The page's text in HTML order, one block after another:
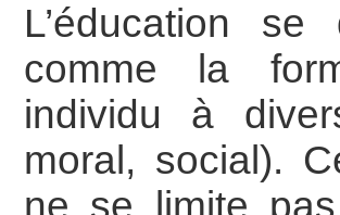
L’éducation
comme la
individu à
moral, social).
ne se limite